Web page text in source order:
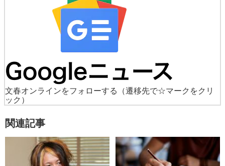
文春オンラインをフォローする
（遷移先で☆マークをクリ
ック）
関連記事